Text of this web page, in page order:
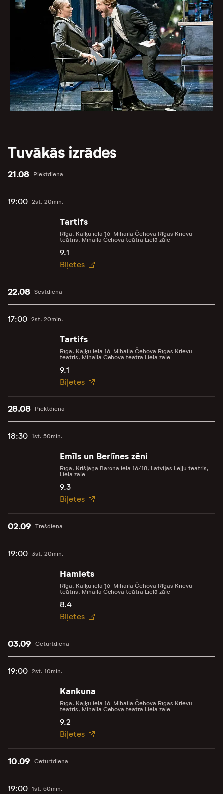
Tuvākās izrādes
Piektdiena
21.08
19:00 2st. 20min.
Tartifs
Rīga, Kaļķu iela 16, Mihaila Čehova Rīgas Krievu
teātris, Mihaila Čehova teātra Lielā zāle
9.1
Biļetes
Sestdiena
22.08
17:00 2st. 20min.
Tartifs
Rīga, Kaļķu iela 16, Mihaila Čehova Rīgas Krievu
teātris, Mihaila Čehova teātra Lielā zāle
9.1
Biļetes
Piektdiena
28.08
18:30 1st. 50min.
Emīls un Berlīnes zēni
Rīga, Krišjāņa Barona iela 16/18, Latvijas Leļļu teātris,
Lielā zāle
9.3
Biļetes
Trešdiena
02.09
19:00 3st. 20min.
Hamlets
Rīga, Kaļķu iela 16, Mihaila Čehova Rīgas Krievu
teātris, Mihaila Čehova teātra Lielā zāle
8.4
Biļetes
Ceturtdiena
03.09
19:00 2st. 10min.
Kankuna
Rīga, Kaļķu iela 16, Mihaila Čehova Rīgas Krievu
teātris, Mihaila Čehova teātra Lielā zāle
9.2
Biļetes
Ceturtdiena
10.09
19:00 1st. 50min.